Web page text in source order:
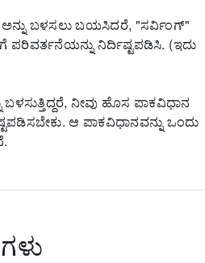
ಬಳಸಲು ಬಯಸಿದರೆ, "ಸರ್ವಿಂಗ್"
ಪರಿವರ್ತನೆಯನ್ನು ನಿರ್ದಿಷ್ಟಪಡಿಸಿ. (ಇದು
ನೀವು ಹೊಸ ಪಾಕವಿಧಾನ
ಆ ಪಾಕವಿಧಾನವನ್ನು ಒಂದು